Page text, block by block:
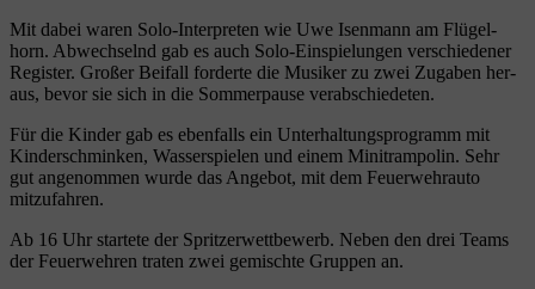
Mit dabei waren Solo-Inter­pre­ten wie Uwe Isen­mann am Flü­gel­
horn. Abwech­selnd gab es auch Solo-Ein­spie­lun­gen ver­schie­de­ner
Regis­ter. Gro­ßer Bei­fall for­der­te die Musi­ker zu zwei Zuga­ben her­
aus, bevor sie sich in die Som­mer­pau­se verabschiedeten.
Für die Kin­der gab es eben­falls ein Unter­hal­tungs­pro­gramm mit
Kin­der­schmin­ken, Was­ser­spie­len und einem Mini­tram­po­lin. Sehr
gut ange­nom­men wur­de das Ange­bot, mit dem Feu­er­wehr­au­to
mitzufahren.
Ab 16 Uhr star­te­te der Sprit­zer­wett­be­werb. Neben den drei Teams
der Feu­er­weh­ren tra­ten zwei gemisch­te Grup­pen an.